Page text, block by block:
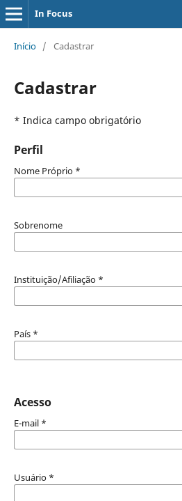
In Focus
Início / Cadastrar
Cadastrar
* Indica campo obrigatório
Perfil
Nome Próprio *
Sobrenome
Instituição/Afiliação *
País *
Acesso
E-mail *
Usuário *